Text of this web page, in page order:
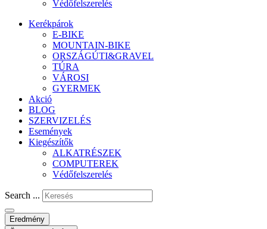
Védőfelszerelés
Kerékpárok
E-BIKE
MOUNTAIN-BIKE
ORSZÁGÚTI&GRAVEL
TÚRA
VÁROSI
GYERMEK
Akció
BLOG
SZERVIZELÉS
Események
Kiegészítők
ALKATRÉSZEK
COMPUTEREK
Védőfelszerelés
Search ...
Eredmény